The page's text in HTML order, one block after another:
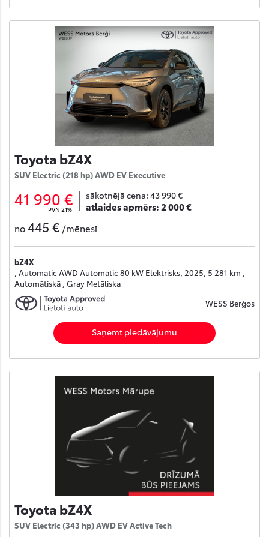
Toyota bZ4X
SUV Electric (218 hp) AWD EV Executive
41 990 €
PVN 21%
sākotnējā cena: 43 990 €
atlaides apmērs:2 000 €
no445 € /mēnesī
bZ4X
, Automatic AWD Automatic 80 kW Elektrisks, 2025, 5 281 km ,
Automātiskā , Gray Metāliska
WESS Berģos
Saņemt piedāvājumu
Toyota bZ4X
SUV Electric (343 hp) AWD EV Active Tech